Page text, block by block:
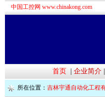
中国工控网 www.chinakong.com
首页 企业简介|
所在位置： 吉林宇通自动化工程